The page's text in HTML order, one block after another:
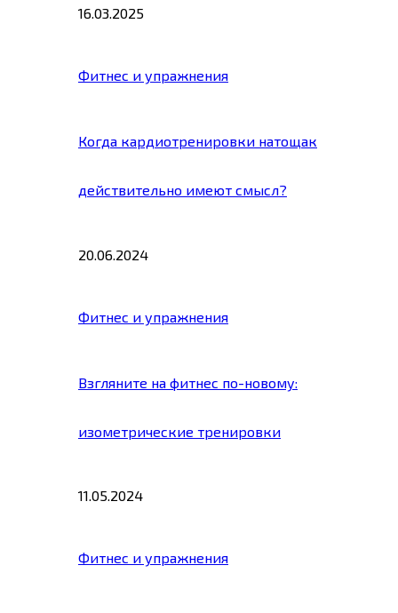
16.03.2025
Фитнес и упражнения
Когда кардиотренировки натощак
действительно имеют смысл?
20.06.2024
Фитнес и упражнения
Взгляните на фитнес по-новому:
изометрические тренировки
11.05.2024
Фитнес и упражнения